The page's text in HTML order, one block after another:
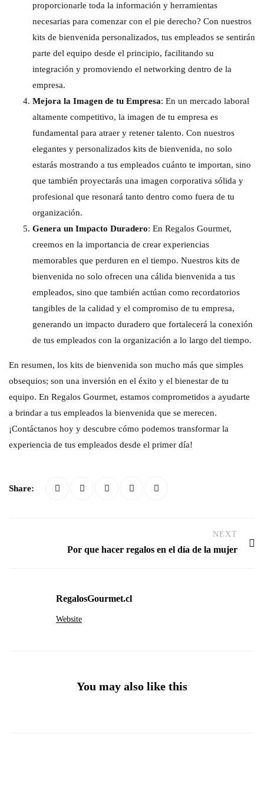
proporcionarle toda la información y herramientas
necesarias para comenzar con el pie derecho? Con nuestros
kits de bienvenida personalizados, tus empleados se sentirán
parte del equipo desde el principio, facilitando su
integración y promoviendo el networking dentro de la
empresa.
Mejora la Imagen de tu Empresa: En un mercado laboral
altamente competitivo, la imagen de tu empresa es
fundamental para atraer y retener talento. Con nuestros
elegantes y personalizados kits de bienvenida, no solo
estarás mostrando a tus empleados cuánto te importan, sino
que también proyectarás una imagen corporativa sólida y
profesional que resonará tanto dentro como fuera de tu
organización.
Genera un Impacto Duradero: En Regalos Gourmet,
creemos en la importancia de crear experiencias
memorables que perduren en el tiempo. Nuestros kits de
bienvenida no solo ofrecen una cálida bienvenida a tus
empleados, sino que también actúan como recordatorios
tangibles de la calidad y el compromiso de tu empresa,
generando un impacto duradero que fortalecerá la conexión
de tus empleados con la organización a lo largo del tiempo.
En resumen, los kits de bienvenida son mucho más que simples
obsequios; son una inversión en el éxito y el bienestar de tu
equipo. En Regalos Gourmet, estamos comprometidos a ayudarte
a brindar a tus empleados la bienvenida que se merecen.
¡Contáctanos hoy y descubre cómo podemos transformar la
experiencia de tus empleados desde el primer día!
Share:
NEXT
Por que hacer regalos en el día de la mujer
RegalosGourmet.cl
Website
You may also like this